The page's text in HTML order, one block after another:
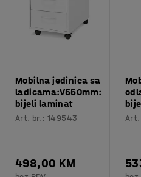
Mobilna jedinica sa
ladicama:V550mm:
bijeli laminat
Art. br.:149543
498,00 KM
Art.